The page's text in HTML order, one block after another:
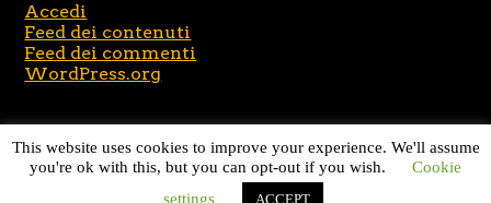
Accedi
Feed dei contenuti
Feed dei commenti
WordPress.org
Copyright © 2026 Massimo Brusasco
. All Rights
Reserved.Journal Lite by Slocum Studio
This website uses cookies to improve your experience. We'll assume
you're ok with this, but you can opt-out if you wish.
Cookie
settings
ACCEPT